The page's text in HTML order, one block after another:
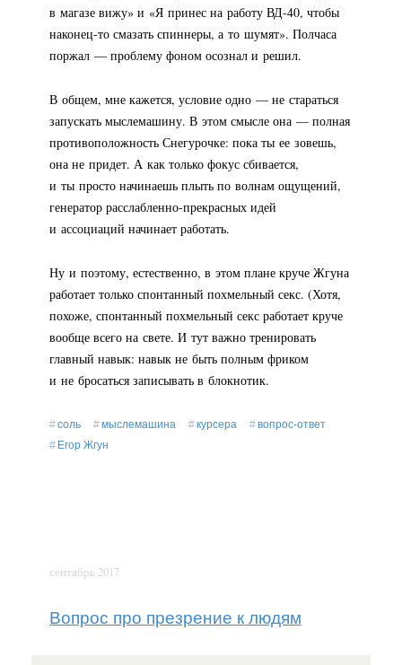
в магазе вижу» и «Я принес на работу ВД-40, чтобы
наконец-то смазать спиннеры, а то шумят». Полчаса
поржал — проблему фоном осознал и решил.
В общем, мне кажется, условие одно — не стараться
запускать мыслемашину. В этом смысле она — полная
противоположность Снегурочке: пока ты ее зовешь,
она не придет. А как только фокус сбивается,
и ты просто начинаешь плыть по волнам ощущений,
генератор расслабленно-прекрасных идей
и ассоциаций начинает работать.
Ну и поэтому, естественно, в этом плане круче Жгуна
работает только спонтанный похмельный секс. (Хотя,
похоже, спонтанный похмельный секс работает круче
вообще всего на свете. И тут важно тренировать
главный навык: навык не быть полным фриком
и не бросаться записывать в блокнотик.
соль мыслемашина курсера
вопрос-ответ
Егор Жгун
сентябрь 2017
Вопрос про презрение к людям